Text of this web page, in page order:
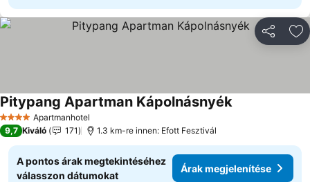
4 KategóriaApartmanhotel
Pitypang Apartman Kápolnásnyék
9,7 Kiváló 171 1.3 km-re innen: Efott Fesztivál
A pontos árak megtekintéséhez
válasszon dátumokat
Árak megjelenítése